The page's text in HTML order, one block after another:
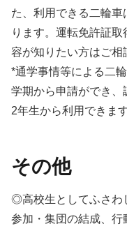
た、利用できる二輪
ります。運転免許証
容が知りたい方はご相
*通学事情等による二
学期から申請ができ、
2年生から利用できます
その他
◎高校生としてふさわ
参加・集団の結成、行